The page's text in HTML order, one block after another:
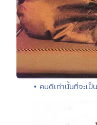
• คนดีเท่านั้นที่จะเ